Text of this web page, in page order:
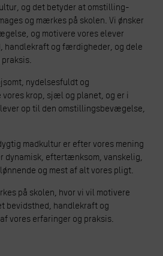
og det betyder at omstilling-
og mærkes på skolen. Vi ønsker
og motivere vores elever
handlekraft og færdigheder, og dele
nydelsesfuldt og
krop, sjæl og planet, og er i
op til den omstillingsbevægelse,
madkultur er efter vores mening
dynamisk, eftertænksom, vanskelig,
og mest af alt vores pligt.
på skolen, hvor vi vil motivere
bevidsthed, handlekraft og
vores erfaringer og praksis.